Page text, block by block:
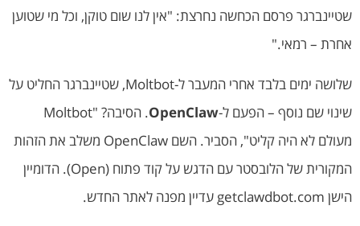
שטיינברגר פרסם הכחשה נחרצת: "אין לנו שום טוקן, וכל מי שטוען
אחרת – רמאי."
שלושה ימים בלבד אחרי המעבר ל-Moltbot, שטיינברגר החליט על
שינוי שם נוסף – הפעם ל-OpenClaw
. הסיבה? "Moltbot
מעולם לא היה קליט", הסביר. השם OpenClaw משלב את הזהות
המקורית של הלובסטר עם הדגש על קוד פתוח (Open). הדומיין
הישן getclawdbot.com עדיין מפנה לאתר החדש.